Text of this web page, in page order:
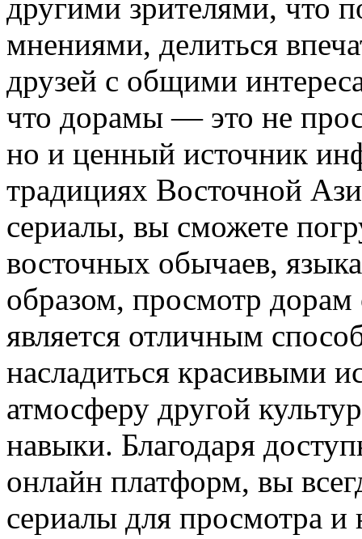
другими зрителями, что
мнениями, делиться
друзей с общими
что дорамы — это не
но и ценный источник
традициях Восточной
сериалы, вы сможете
восточных обычаев,
образом, просмотр
является отличным
насладиться красивыми
атмосферу другой
навыки. Благодаря
онлайн платформ, вы
сериалы для просмотра